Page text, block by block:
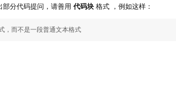
分代码提问，请善用 代码块 格式 ，例如这样：
，而不是一段普通文本格式